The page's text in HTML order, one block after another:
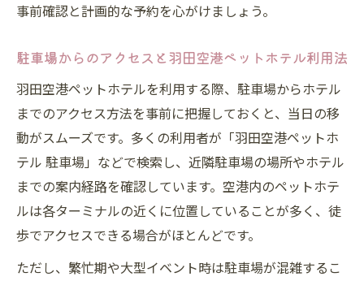
事前確認と計画的な予約を心がけましょう。
駐車場からのアクセスと羽田空港ペットホテル利用法
羽田空港ペットホテルを利用する際、駐車場からホテル
までのアクセス方法を事前に把握しておくと、当日の移
動がスムーズです。多くの利用者が「羽田空港ペットホ
テル 駐車場」などで検索し、近隣駐車場の場所やホテル
までの案内経路を確認しています。空港内のペットホテ
ルは各ターミナルの近くに位置していることが多く、徒
歩でアクセスできる場合がほとんどです。
ただし、繁忙期や大型イベント時は駐車場が混雑するこ